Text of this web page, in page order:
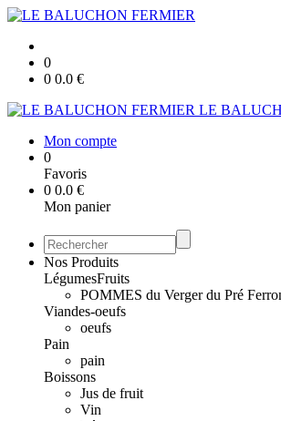
0
0 0.0 €
LE
Mon compte
0
Favoris
0 0.0 €
Mon panier
Nos Produits
LégumesFruits
POMMES du Verger du Pré
Viandes-oeufs
oeufs
Pain
pain
Boissons
Jus de fruit
Vin